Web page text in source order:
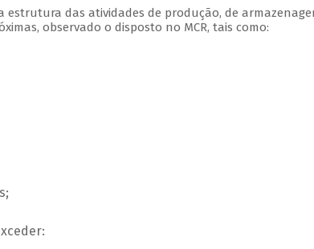
das atividades de produção, de
observado o disposto no MCR, tais como: